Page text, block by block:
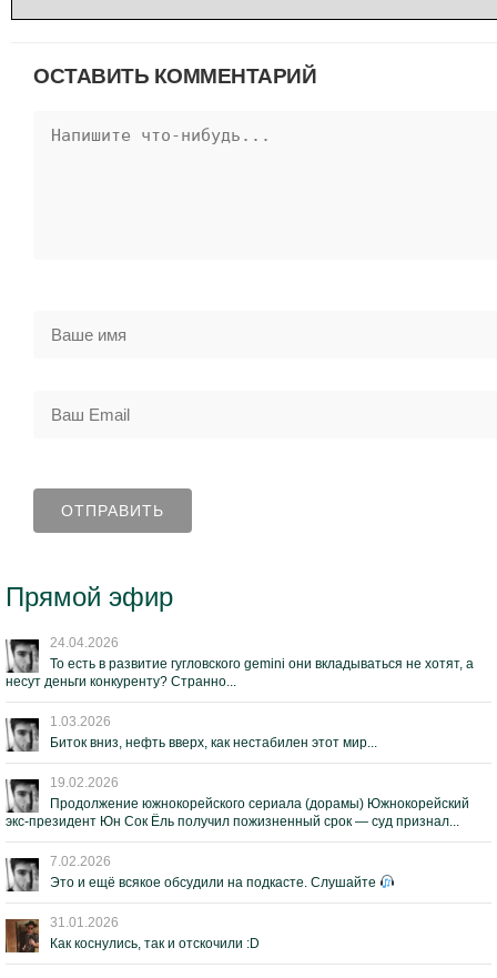
ОСТАВИТЬ КОММЕНТАРИЙ
Прямой эфир
24.04.2026
То есть в развитие гугловского gemini они вкладываться не хотят, а
несут деньги конкуренту? Странно...
1.03.2026
Биток вниз, нефть вверх, как нестабилен этот мир...
19.02.2026
Продолжение южнокорейского сериала (дорамы) Южнокорейский
экс-президент Юн Сок Ёль получил пожизненный срок — суд признал...
7.02.2026
Это и ещё всякое обсудили на подкасте. Слушайте
31.01.2026
Как коснулись, так и отскочили :D